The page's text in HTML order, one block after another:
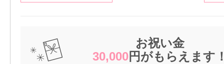
お祝い金
30,000円がもらえます